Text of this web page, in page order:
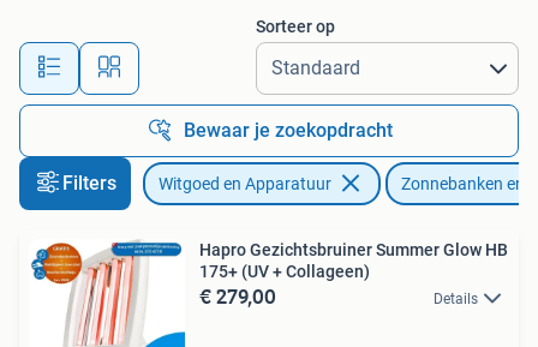
Alle afstanden…
Sorteer op
Bewaar je zoekopdracht
Filters Witgoed en Apparatuur Zonnebanken en
Hapro Gezichtsbruiner Summer Glow HB
175+ (UV + Collageen)
€ 279,00 Details